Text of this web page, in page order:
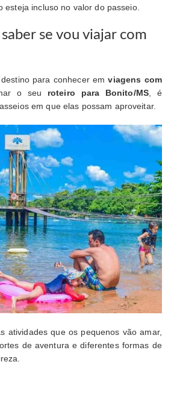
esteja incluso no valor do passeio.
se vou viajar com
para conhecer emviagens com
o seu roteiro para Bonito/MS, é
em que elas possam aproveitar.
atividades que os pequenos vão amar,
de aventura e diferentes formas de